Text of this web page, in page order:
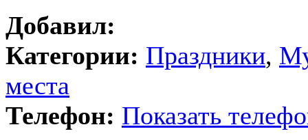
Добавил:
Категории: Праздники,
места
Телефон: Показать